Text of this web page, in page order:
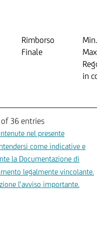
Rimborso
Finale
Min.
Max.
in
36 entries
nel presente
come indicative e
la Documentazione di
legalmente vincolante.
l’avviso importante.